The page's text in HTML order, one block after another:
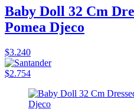
Baby Doll 32 Cm
Pomea Djeco
$3.240
$2.754